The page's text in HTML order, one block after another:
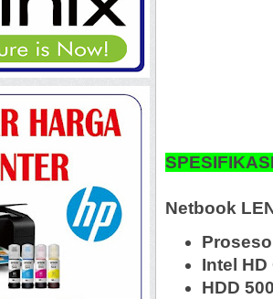
Netbook
Intel
HDD